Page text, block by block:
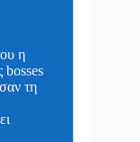
η
τη